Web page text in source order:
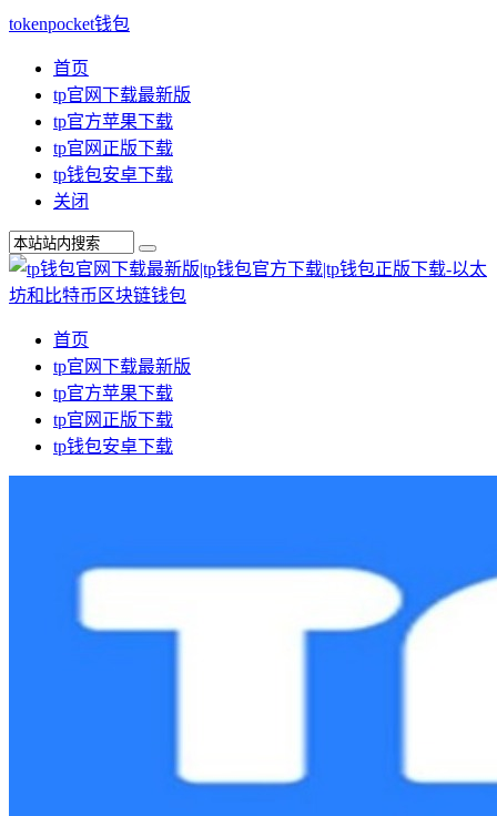
tokenpocket钱包
首页
tp官网下载最新版
tp官方苹果下载
tp官网正版下载
tp钱包安卓下载
关闭
首页
tp官网下载最新版
tp官方苹果下载
tp官网正版下载
tp钱包安卓下载